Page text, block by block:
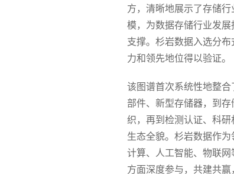
方，清晰地展示了存储
模，为数据存储行业发
支撑。杉岩数据入选分
力和领先地位得以验证。
该图谱首次系统性地整
部件、新型存储器，到
织，再到检测认证、科
生态全貌。杉岩数据作
计算、人工智能、物联
方面深度参与，共建共赢